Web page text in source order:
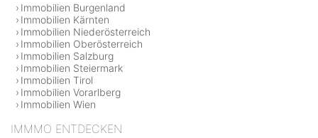
Immobilien Burgenland
Immobilien Kärnten
Immobilien Niederösterreich
Immobilien Oberösterreich
Immobilien Salzburg
Immobilien Steiermark
Immobilien Tirol
Immobilien Vorarlberg
Immobilien Wien
IMMMO ENTDECKEN